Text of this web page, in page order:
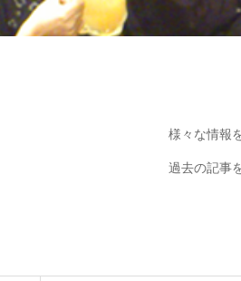
様々な情報
過去の記事